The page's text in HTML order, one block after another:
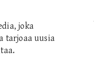
joka
tarjoaa uusia